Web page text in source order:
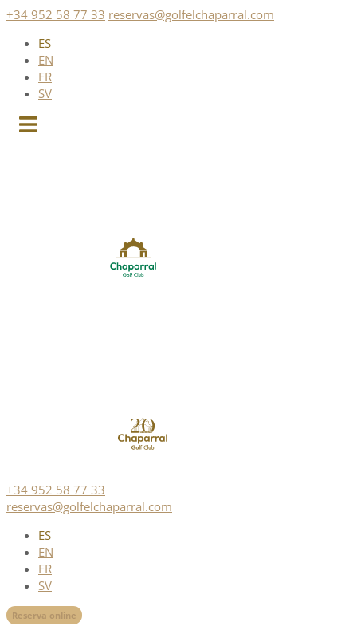
Saltar
contenido
+34 952 58 77 33 reservas@golfelchaparral.com
ES
EN
FR
SV
+34 952 58 77 33
reservas@golfelchaparral.com
ES
EN
FR
SV
Reserva online